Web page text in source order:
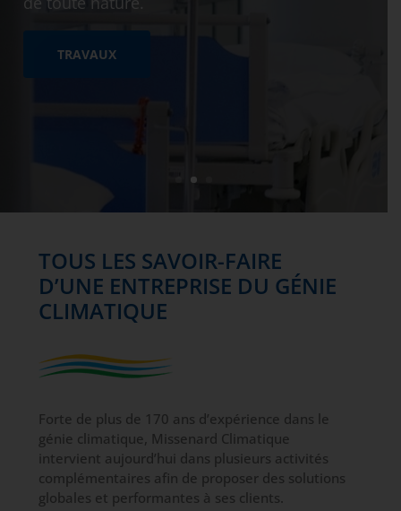
TRAVAUX
TOUS LES SAVOIR-FAIRE
D’UNE ENTREPRISE DU GÉNIE
CLIMATIQUE
Forte de plus de 170 ans d’expérience dans le
génie climatique, Missenard Climatique
intervient aujourd’hui dans plusieurs activités
complémentaires afin de proposer des solutions
globales et performantes à ses clients.